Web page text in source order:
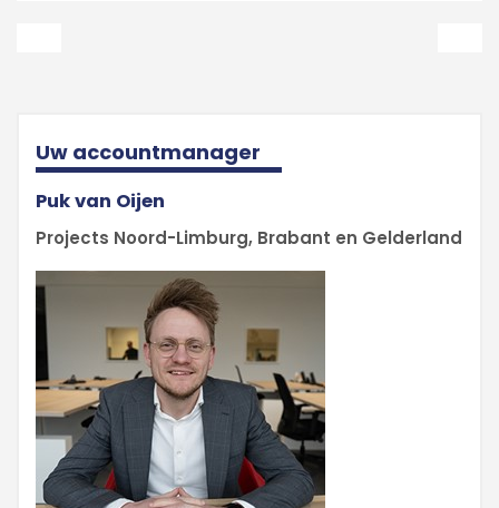
Uw accountmanager
Puk van Oijen
Projects Noord-Limburg, Brabant en Gelderland